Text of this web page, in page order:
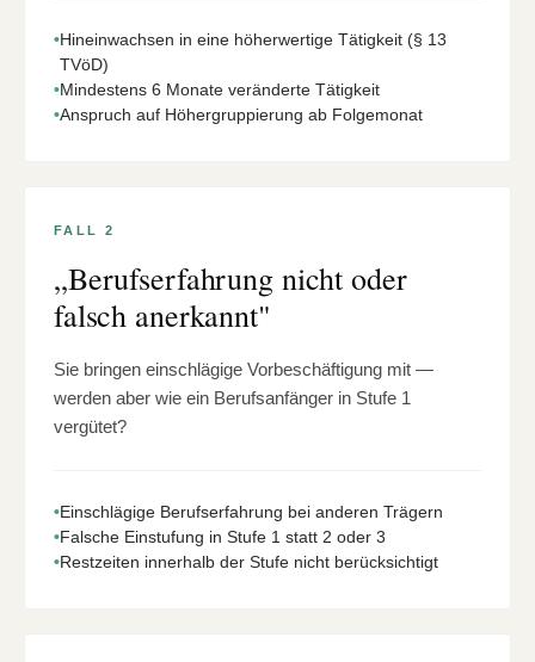
•Hineinwachsen in eine höherwertige Tätigkeit (§ 13
TVöD)
•Mindestens 6 Monate veränderte Tätigkeit
•Anspruch auf Höhergruppierung ab Folgemonat
FALL 2
„Berufserfahrung nicht oder
falsch anerkannt"
Sie bringen einschlägige Vorbeschäftigung mit —
werden aber wie ein Berufsanfänger in Stufe 1
vergütet?
•Einschlägige Berufserfahrung bei anderen Trägern
•Falsche Einstufung in Stufe 1 statt 2 oder 3
•Restzeiten innerhalb der Stufe nicht berücksichtigt